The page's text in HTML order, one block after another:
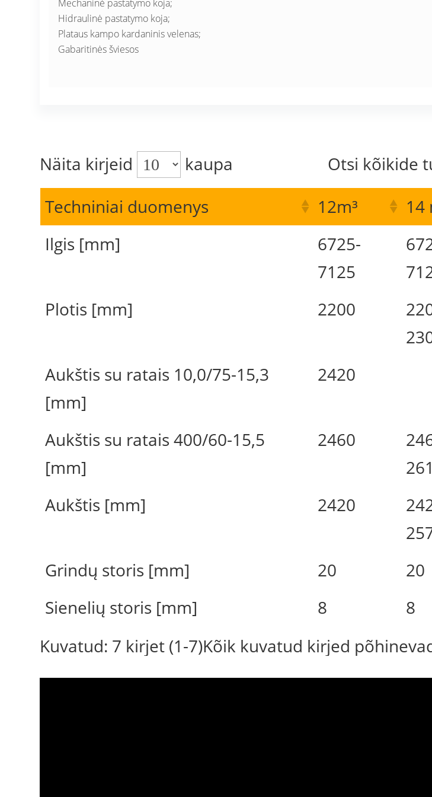
Mechaninė pastatymo koja;
Hidraulinė pastatymo koja;
Plataus kampo kardaninis velenas;
Gabaritinės šviesos
Näita kirjeid kaupa
Otsi kõikide
Techniniai duomenys
12m³ 14
Ilgis [mm]
6725-
7125
Plotis [mm]
2200
Aukštis su ratais 10,0/75-15,3
[mm]
2420
Aukštis su ratais 400/60-15,5
[mm]
2460
Aukštis [mm]
2420
Grindų storis [mm]
20 20
Sienelių storis [mm]
8 8
Kuvatud: 7 kirjet (1-7)Kõik kuvatud kirjed